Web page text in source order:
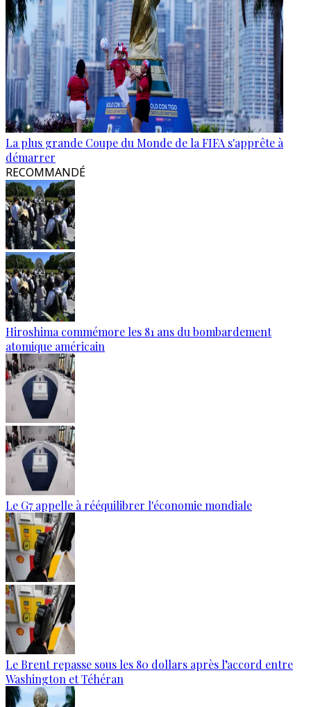
La plus grande Coupe du Monde de la FIFA s'apprête à
démarrer
RECOMMANDÉ
Hiroshima commémore les 81 ans du bombardement
atomique américain
Le G7 appelle à rééquilibrer l'économie mondiale
Le Brent repasse sous les 80 dollars après l’accord entre
Washington et Téhéran